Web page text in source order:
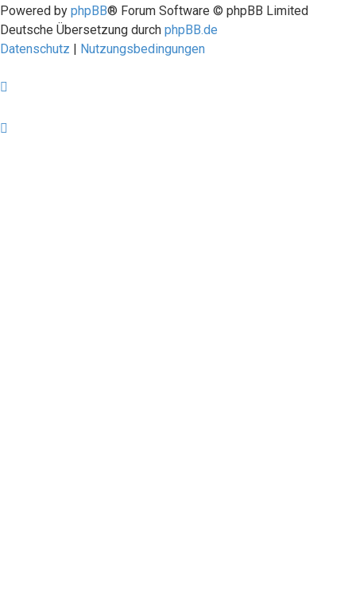
Powered by phpBB® Forum Software © phpBB Limited
Deutsche Übersetzung durch phpBB.de
Datenschutz | Nutzungsbedingungen